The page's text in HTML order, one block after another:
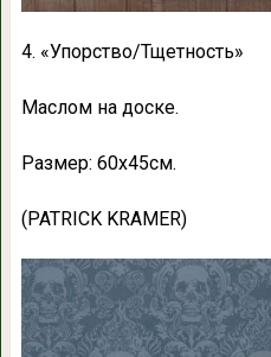
4. «Упорство/Тщетность»
Маслом на доске.
Размер: 60х45см.
(PATRICK KRAMER)